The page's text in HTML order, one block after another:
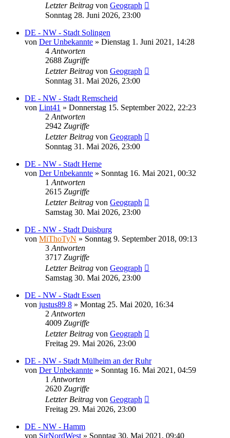
Letzter Beitrag von Geograph
Sonntag 28. Juni 2026, 23:00
DE - NW - Stadt Solingen
von Der Unbekannte » Dienstag 1. Juni 2021, 14:28
4 Antworten
2688 Zugriffe
Letzter Beitrag von Geograph
Sonntag 31. Mai 2026, 23:00
DE - NW - Stadt Remscheid
von Lint41 » Donnerstag 15. September 2022, 22:23
2 Antworten
2942 Zugriffe
Letzter Beitrag von Geograph
Sonntag 31. Mai 2026, 23:00
DE - NW - Stadt Herne
von Der Unbekannte » Sonntag 16. Mai 2021, 00:32
1 Antworten
2615 Zugriffe
Letzter Beitrag von Geograph
Samstag 30. Mai 2026, 23:00
DE - NW - Stadt Duisburg
von MiThoTyN » Sonntag 9. September 2018, 09:13
3 Antworten
3717 Zugriffe
Letzter Beitrag von Geograph
Samstag 30. Mai 2026, 23:00
DE - NW - Stadt Essen
von justus89 8 » Montag 25. Mai 2020, 16:34
2 Antworten
4009 Zugriffe
Letzter Beitrag von Geograph
Freitag 29. Mai 2026, 23:00
DE - NW - Stadt Mülheim an der Ruhr
von Der Unbekannte » Sonntag 16. Mai 2021, 04:59
1 Antworten
2620 Zugriffe
Letzter Beitrag von Geograph
Freitag 29. Mai 2026, 23:00
DE - NW - Hamm
von SirNordWest » Sonntag 30. Mai 2021, 09:40